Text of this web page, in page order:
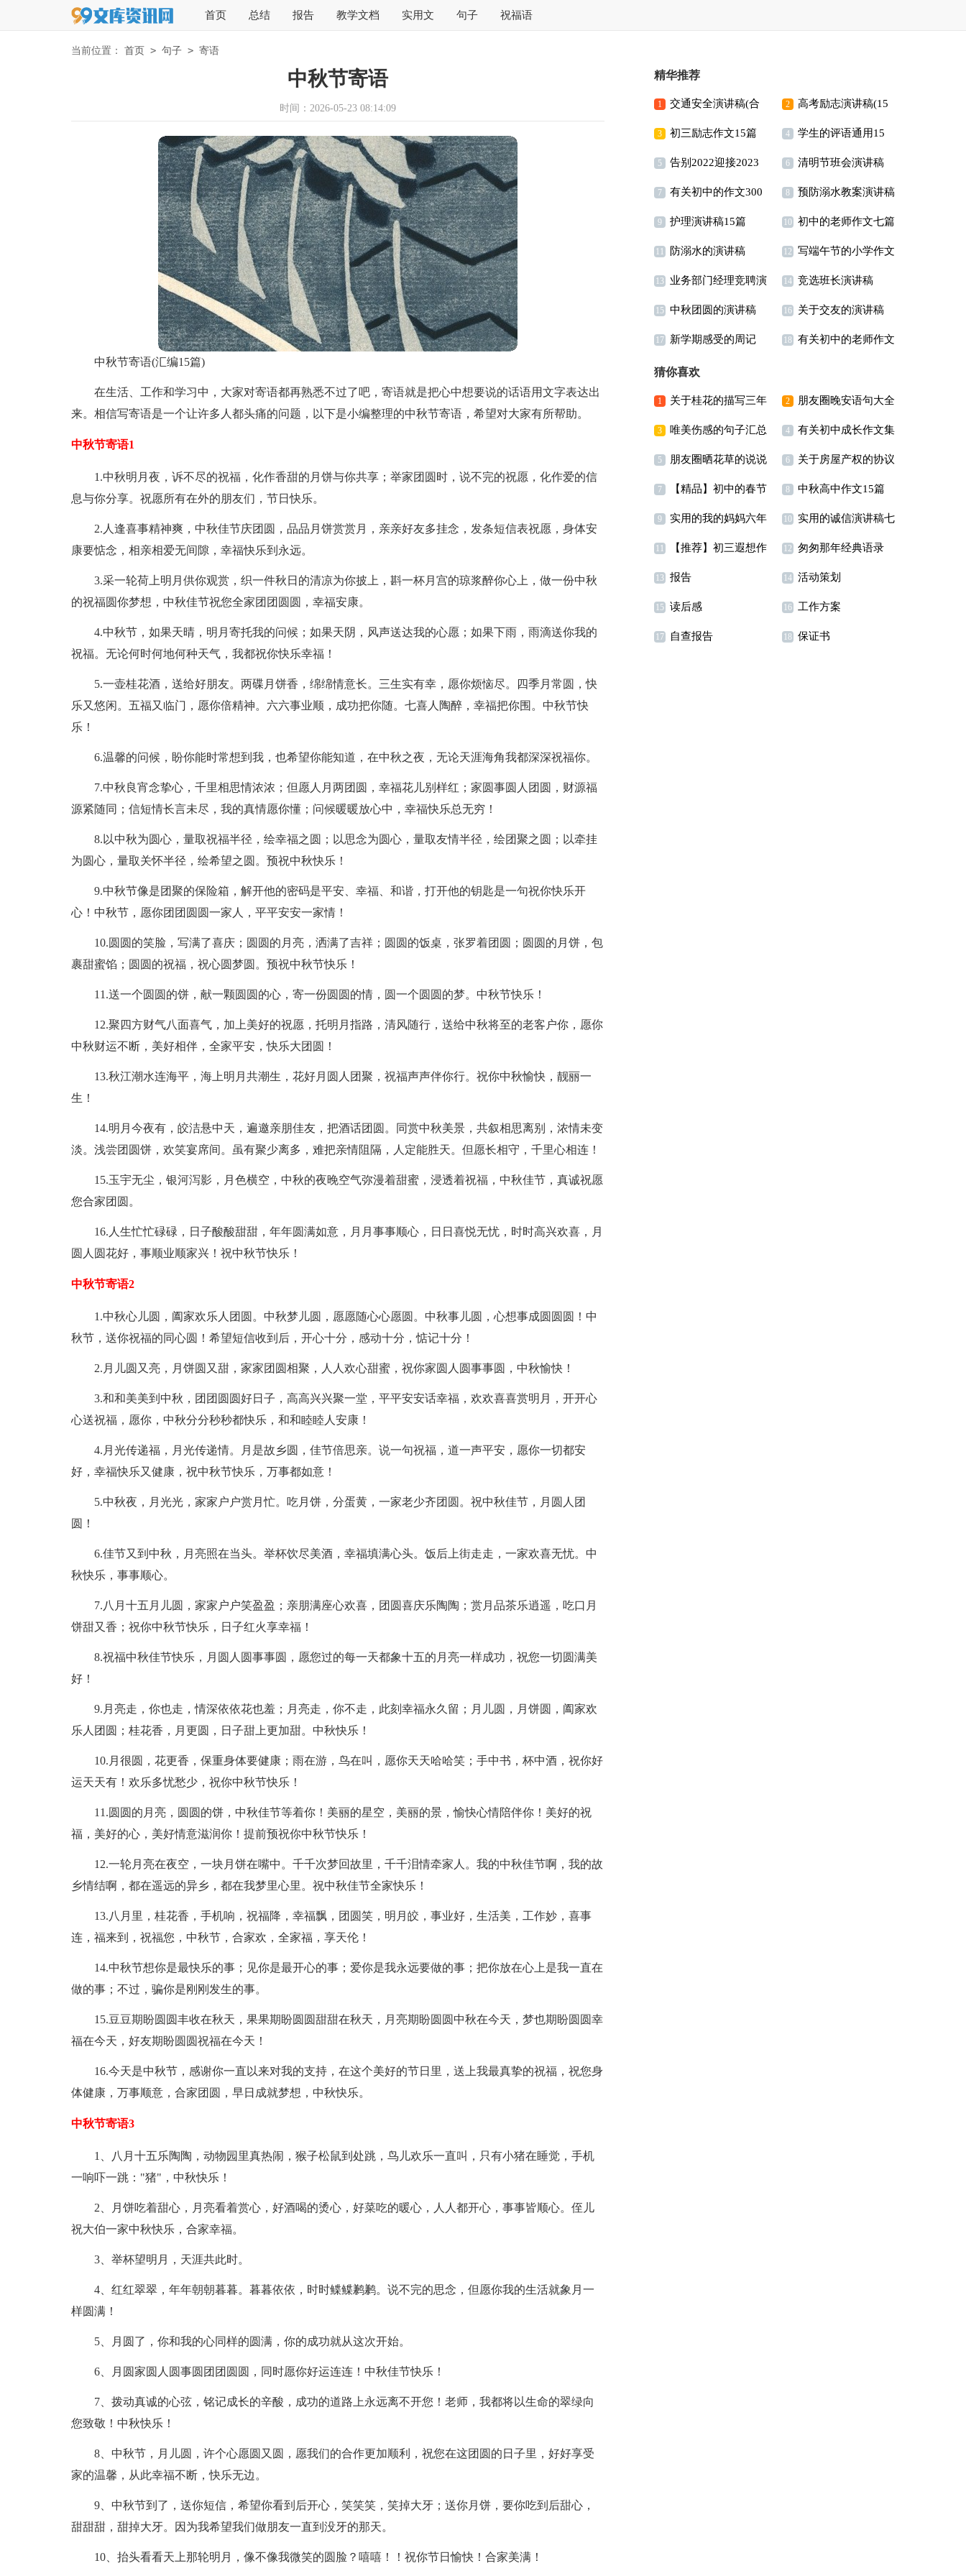
首页 总结 报告 教学文档 实用文 句子 祝福语
当前位置： 首页 > 句子 > 寄语
中秋节寄语
时间：2026-05-23 08:14:09
中秋节寄语(汇编15篇)
在生活、工作和学习中，大家对寄语都再熟悉不过了吧，寄语就是把心中想要说的话语用文字表达出
来。相信写寄语是一个让许多人都头痛的问题，以下是小编整理的中秋节寄语，希望对大家有所帮助。
中秋节寄语1
1.中秋明月夜，诉不尽的祝福，化作香甜的月饼与你共享；举家团圆时，说不完的祝愿，化作爱的信
息与你分享。祝愿所有在外的朋友们，节日快乐。
2.人逢喜事精神爽，中秋佳节庆团圆，品品月饼赏赏月，亲亲好友多挂念，发条短信表祝愿，身体安
康要惦念，相亲相爱无间隙，幸福快乐到永远。
3.采一轮荷上明月供你观赏，织一件秋日的清凉为你披上，斟一杯月宫的琼浆醉你心上，做一份中秋
的祝福圆你梦想，中秋佳节祝您全家团团圆圆，幸福安康。
4.中秋节，如果天晴，明月寄托我的问候；如果天阴，风声送达我的心愿；如果下雨，雨滴送你我的
祝福。无论何时何地何种天气，我都祝你快乐幸福！
5.一壶桂花酒，送给好朋友。两碟月饼香，绵绵情意长。三生实有幸，愿你烦恼尽。四季月常圆，快
乐又悠闲。五福又临门，愿你倍精神。六六事业顺，成功把你随。七喜人陶醉，幸福把你围。中秋节快
乐！
6.温馨的问候，盼你能时常想到我，也希望你能知道，在中秋之夜，无论天涯海角我都深深祝福你。
7.中秋良宵念挚心，千里相思情浓浓；但愿人月两团圆，幸福花儿别样红；家圆事圆人团圆，财源福
源紧随同；信短情长言未尽，我的真情愿你懂；问候暖暖放心中，幸福快乐总无穷！
8.以中秋为圆心，量取祝福半径，绘幸福之圆；以思念为圆心，量取友情半径，绘团聚之圆；以牵挂
为圆心，量取关怀半径，绘希望之圆。预祝中秋快乐！
9.中秋节像是团聚的保险箱，解开他的密码是平安、幸福、和谐，打开他的钥匙是一句祝你快乐开
心！中秋节，愿你团团圆圆一家人，平平安安一家情！
10.圆圆的笑脸，写满了喜庆；圆圆的月亮，洒满了吉祥；圆圆的饭桌，张罗着团圆；圆圆的月饼，包
裹甜蜜馅；圆圆的祝福，祝心圆梦圆。预祝中秋节快乐！
11.送一个圆圆的饼，献一颗圆圆的心，寄一份圆圆的情，圆一个圆圆的梦。中秋节快乐！
12.聚四方财气八面喜气，加上美好的祝愿，托明月指路，清风随行，送给中秋将至的老客户你，愿你
中秋财运不断，美好相伴，全家平安，快乐大团圆！
13.秋江潮水连海平，海上明月共潮生，花好月圆人团聚，祝福声声伴你行。祝你中秋愉快，靓丽一
生！
14.明月今夜有，皎洁悬中天，遍邀亲朋佳友，把酒话团圆。同赏中秋美景，共叙相思离别，浓情未变
淡。浅尝团圆饼，欢笑宴席间。虽有聚少离多，难把亲情阻隔，人定能胜天。但愿长相守，千里心相连！
15.玉宇无尘，银河泻影，月色横空，中秋的夜晚空气弥漫着甜蜜，浸透着祝福，中秋佳节，真诚祝愿
您合家团圆。
16.人生忙忙碌碌，日子酸酸甜甜，年年圆满如意，月月事事顺心，日日喜悦无忧，时时高兴欢喜，月
圆人圆花好，事顺业顺家兴！祝中秋节快乐！
中秋节寄语2
1.中秋心儿圆，阖家欢乐人团圆。中秋梦儿圆，愿愿随心心愿圆。中秋事儿圆，心想事成圆圆圆！中
秋节，送你祝福的同心圆！希望短信收到后，开心十分，感动十分，惦记十分！
2.月儿圆又亮，月饼圆又甜，家家团圆相聚，人人欢心甜蜜，祝你家圆人圆事事圆，中秋愉快！
3.和和美美到中秋，团团圆圆好日子，高高兴兴聚一堂，平平安安话幸福，欢欢喜喜赏明月，开开心
心送祝福，愿你，中秋分分秒秒都快乐，和和睦睦人安康！
4.月光传递福，月光传递情。月是故乡圆，佳节倍思亲。说一句祝福，道一声平安，愿你一切都安
好，幸福快乐又健康，祝中秋节快乐，万事都如意！
5.中秋夜，月光光，家家户户赏月忙。吃月饼，分蛋黄，一家老少齐团圆。祝中秋佳节，月圆人团
圆！
6.佳节又到中秋，月亮照在当头。举杯饮尽美酒，幸福填满心头。饭后上街走走，一家欢喜无忧。中
秋快乐，事事顺心。
7.八月十五月儿圆，家家户户笑盈盈；亲朋满座心欢喜，团圆喜庆乐陶陶；赏月品茶乐逍遥，吃口月
饼甜又香；祝你中秋节快乐，日子红火享幸福！
8.祝福中秋佳节快乐，月圆人圆事事圆，愿您过的每一天都象十五的月亮一样成功，祝您一切圆满美
好！
9.月亮走，你也走，情深依依花也羞；月亮走，你不走，此刻幸福永久留；月儿圆，月饼圆，阖家欢
乐人团圆；桂花香，月更圆，日子甜上更加甜。中秋快乐！
10.月很圆，花更香，保重身体要健康；雨在游，鸟在叫，愿你天天哈哈笑；手中书，杯中酒，祝你好
运天天有！欢乐多忧愁少，祝你中秋节快乐！
11.圆圆的月亮，圆圆的饼，中秋佳节等着你！美丽的星空，美丽的景，愉快心情陪伴你！美好的祝
福，美好的心，美好情意滋润你！提前预祝你中秋节快乐！
12.一轮月亮在夜空，一块月饼在嘴中。千千次梦回故里，千千泪情牵家人。我的中秋佳节啊，我的故
乡情结啊，都在遥远的异乡，都在我梦里心里。祝中秋佳节全家快乐！
13.八月里，桂花香，手机响，祝福降，幸福飘，团圆笑，明月皎，事业好，生活美，工作妙，喜事
连，福来到，祝福您，中秋节，合家欢，全家福，享天伦！
14.中秋节想你是最快乐的事；见你是最开心的事；爱你是我永远要做的事；把你放在心上是我一直在
做的事；不过，骗你是刚刚发生的事。
15.豆豆期盼圆圆丰收在秋天，果果期盼圆圆甜甜在秋天，月亮期盼圆圆中秋在今天，梦也期盼圆圆幸
福在今天，好友期盼圆圆祝福在今天！
16.今天是中秋节，感谢你一直以来对我的支持，在这个美好的节日里，送上我最真挚的祝福，祝您身
体健康，万事顺意，合家团圆，早日成就梦想，中秋快乐。
中秋节寄语3
1、八月十五乐陶陶，动物园里真热闹，猴子松鼠到处跳，鸟儿欢乐一直叫，只有小猪在睡觉，手机
一响吓一跳："猪"，中秋快乐！
2、月饼吃着甜心，月亮看着赏心，好酒喝的烫心，好菜吃的暖心，人人都开心，事事皆顺心。侄儿
祝大伯一家中秋快乐，合家幸福。
3、举杯望明月，天涯共此时。
4、红红翠翠，年年朝朝暮暮。暮暮依依，时时鲽鲽鹣鹣。说不完的思念，但愿你我的生活就象月一
样圆满！
5、月圆了，你和我的心同样的圆满，你的成功就从这次开始。
6、月圆家圆人圆事圆团团圆圆，同时愿你好运连连！中秋佳节快乐！
7、拨动真诚的心弦，铭记成长的辛酸，成功的道路上永远离不开您！老师，我都将以生命的翠绿向
您致敬！中秋快乐！
8、中秋节，月儿圆，许个心愿圆又圆，愿我们的合作更加顺利，祝您在这团圆的日子里，好好享受
家的温馨，从此幸福不断，快乐无边。
9、中秋节到了，送你短信，希望你看到后开心，笑笑笑，笑掉大牙；送你月饼，要你吃到后甜心，
甜甜甜，甜掉大牙。因为我希望我们做朋友一直到没牙的那天。
10、抬头看看天上那轮明月，像不像我微笑的圆脸？嘻嘻！！祝你节日愉快！合家美满！
精华推荐
1 交通安全演讲稿(合
集15篇)
2 高考励志演讲稿(15
篇)
3 初三励志作文15篇 4 学生的评语通用15
篇
5 告别2022迎接2023
演讲稿
6 清明节班会演讲稿
7 有关初中的作文300
字合集九篇
8 预防溺水教案演讲稿
9 护理演讲稿15篇 10 初中的老师作文七篇
11 防溺水的演讲稿 12 写端午节的小学作文
13 业务部门经理竞聘演
讲稿
14 竞选班长演讲稿
【热】
15 中秋团圆的演讲稿 16 关于交友的演讲稿
17 新学期感受的周记 18 有关初中的老师作文
猜你喜欢
1 关于桂花的描写三年
级作文汇编6篇
2 朋友圈晚安语句大全
200句精选
3 唯美伤感的句子汇总
79条
4 有关初中成长作文集
锦8篇
5 朋友圈晒花草的说说
通用15篇
6 关于房屋产权的协议
书范文锦集9篇
7 【精品】初中的春节
作文汇总7篇
8 中秋高中作文15篇
9 实用的我的妈妈六年
级作文集合8篇
10 实用的诚信演讲稿七
篇
11 【推荐】初三遐想作
文集锦6篇
12 匆匆那年经典语录
15篇
13 报告 14 活动策划
15 读后感 16 工作方案
17 自查报告 18 保证书